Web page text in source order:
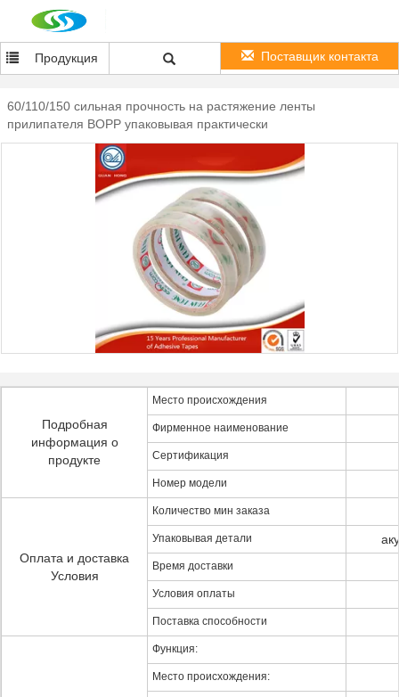
Продукция Поставщик контакта
60/110/150 сильная прочность на растяжение ленты
прилипателя BOPP упаковывая практически
Подробная
информация о
продукте
Место происхождения
Фирменное наименование
Сертификация
Номер модели
Оплата и доставка
Условия
Количество мин заказа
Упаковывая детали
Время доставки
Условия оплаты
Поставка способности
Функция:
Место происхождения: